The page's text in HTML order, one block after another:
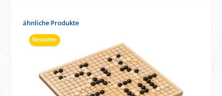
Produktgalerie überspringen
ähnliche Produkte
Bestseller